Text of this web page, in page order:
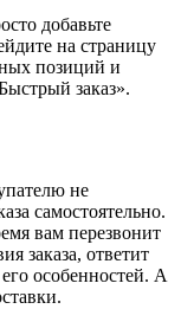
добавьте
на страницу
позиций и
заказ».
не
самостоятельно.
вам перезвонит
заказа, ответит
особенностей. А